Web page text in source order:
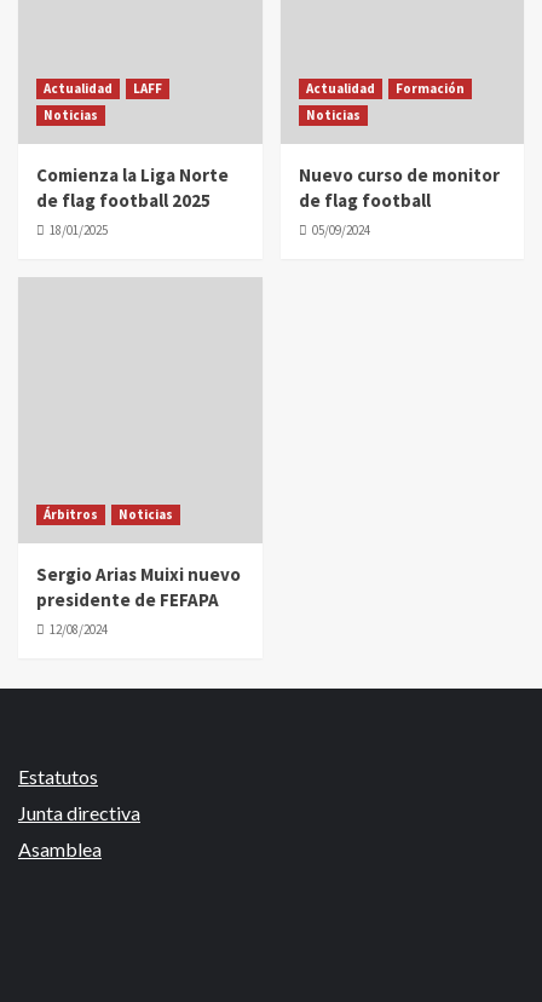
Actualidad
LAFF
Noticias
Comienza la Liga Norte
de flag football 2025
18/01/2025
Actualidad
Formación
Noticias
Nuevo curso de monitor
de flag football
05/09/2024
Árbitros Noticias
Sergio Arias Muixi nuevo
presidente de FEFAPA
12/08/2024
Estatutos
Junta directiva
Asamblea